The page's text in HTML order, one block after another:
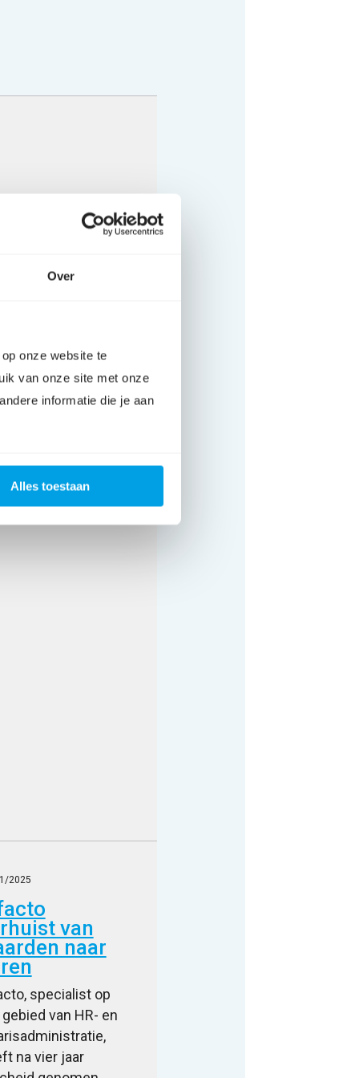
Over
onze website te
van onze site met onze
informatie die je aan
Alles toestaan
2025
van
naar
specialist op
van HR- en
na vier jaar